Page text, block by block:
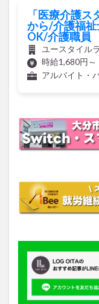
「医療介護
から/介護福
OK/介護職員
ユースタイル
時給1,680円～
アルバイト・